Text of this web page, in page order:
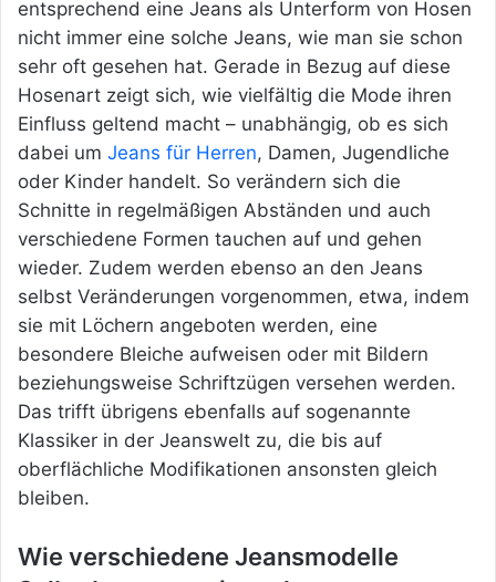
entsprechend eine Jeans als Unterform von Hosen
nicht immer eine solche Jeans, wie man sie schon
sehr oft gesehen hat. Gerade in Bezug auf diese
Hosenart zeigt sich, wie vielfältig die Mode ihren
Einfluss geltend macht – unabhängig, ob es sich
dabei um Jeans für Herren, Damen, Jugendliche
oder Kinder handelt. So verändern sich die
Schnitte in regelmäßigen Abständen und auch
verschiedene Formen tauchen auf und gehen
wieder. Zudem werden ebenso an den Jeans
selbst Veränderungen vorgenommen, etwa, indem
sie mit Löchern angeboten werden, eine
besondere Bleiche aufweisen oder mit Bildern
beziehungsweise Schriftzügen versehen werden.
Das trifft übrigens ebenfalls auf sogenannte
Klassiker in der Jeanswelt zu, die bis auf
oberflächliche Modifikationen ansonsten gleich
bleiben.
Wie verschiedene Jeansmodelle